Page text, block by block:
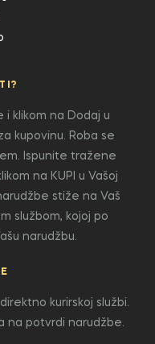
klikom na Dodaj u
kupovinu. Roba se
Ispunite tražene
na KUPI u Vašoj
stiže na Vaš
službom, kojoj po
narudžbu.
kurirskoj službi.
na potvrdi narudžbe.